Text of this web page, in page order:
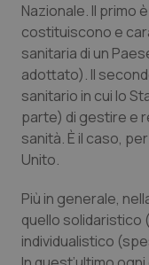
Nazionale. Il primo
costituiscono e
sanitaria di un
adottato). Il
sanitario in cui lo
parte) di gestire e
sanità. È il caso,
Unito.
Più in generale,
quello solidaristico
individualistico